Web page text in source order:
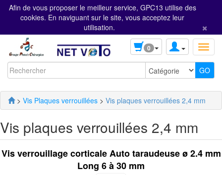
Afin de vous proposer le meilleur service, GPC13 utilise des
cookies. En naviguant sur le site, vous acceptez leur
utilisation.
×
0
> Vis Plaques verrouillées > Vis plaques verrouillées 2,4 mm
Vis plaques verrouillées 2,4 mm
Vis verrouillage corticale Auto taraudeuse ø 2.4 mm
Long 6 à 30 mm